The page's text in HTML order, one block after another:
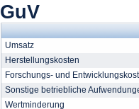
GuV
Umsatz
Herstellungskosten
Forschungs- und
Sonstige betriebliche
Wertminderung